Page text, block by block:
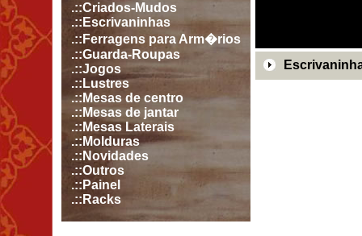
.::Criados-Mudos
.::Escrivaninhas
.::Ferragens para Arm�rios
.::Guarda-Roupas
.::Jogos
.::Lustres
.::Mesas de centro
.::Mesas de jantar
.::Mesas Laterais
.::Molduras
.::Novidades
.::Outros
.::Painel
.::Racks